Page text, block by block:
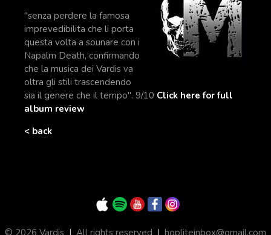
"senza perdere la famosa
imprevedibilita che li porta
questa volta a sounare con i
Napalm Death, confirmando
che la musica dei Vardis va
oltra gli stili trascendendo
sia il genere che il tempo". 9/10 Click here for full
album review
< back
© 2026 Vardis | All rights reserved | hopliteinbox@gmail.com